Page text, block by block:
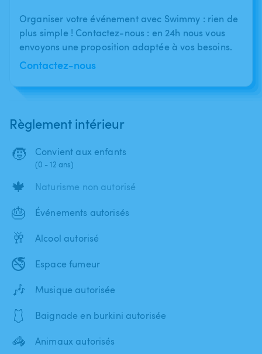
Organiser votre événement avec Swimmy : rien de
plus simple ! Contactez-nous : en 24h nous vous
envoyons une proposition adaptée à vos besoins.
Contactez-nous
Règlement intérieur
🧒 Convient aux enfants
(0 - 12 ans)
🍁 Naturisme non autorisé
🎂 Événements autorisés
🥂 Alcool autorisé
🚭 Espace fumeur
🎶 Musique autorisée
🩱 Baignade en burkini autorisée
🦓 Animaux autorisés